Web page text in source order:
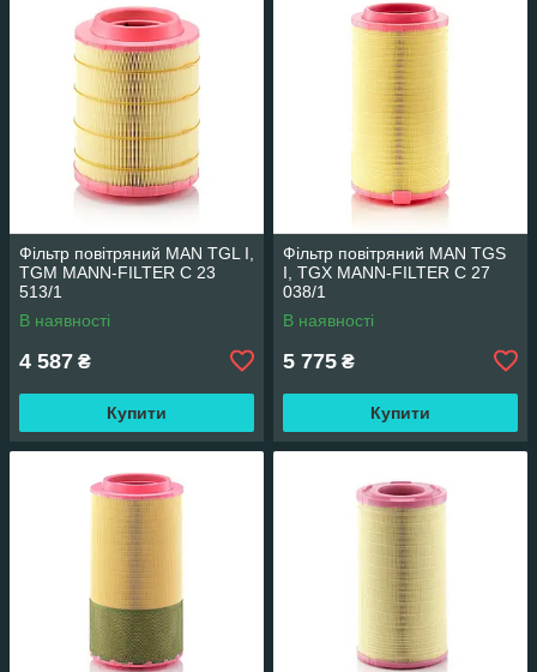
Фільтр повітряний MAN TGL I,
TGM MANN-FILTER C 23
513/1
В наявності
4 587 ₴
Купити
Фільтр повітряний MAN TGS
I, TGX MANN-FILTER C 27
038/1
В наявності
5 775 ₴
Купити